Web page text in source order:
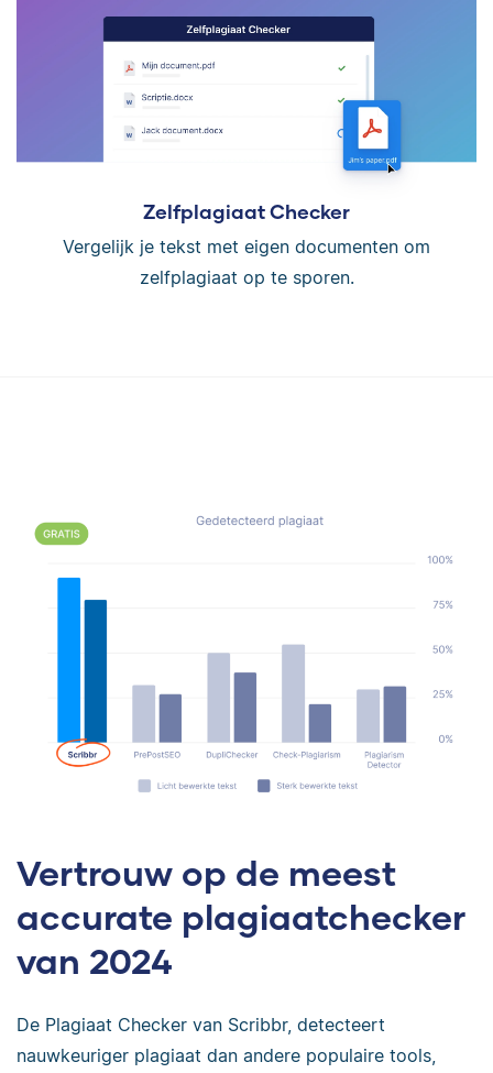
Zelfplagiaat Checker
Vergelijk je tekst met eigen documenten om
zelfplagiaat op te sporen.
Vertrouw op de meest
accurate plagiaatchecker
van 2024
De Plagiaat Checker van Scribbr, detecteert
nauwkeuriger plagiaat dan andere populaire tools,